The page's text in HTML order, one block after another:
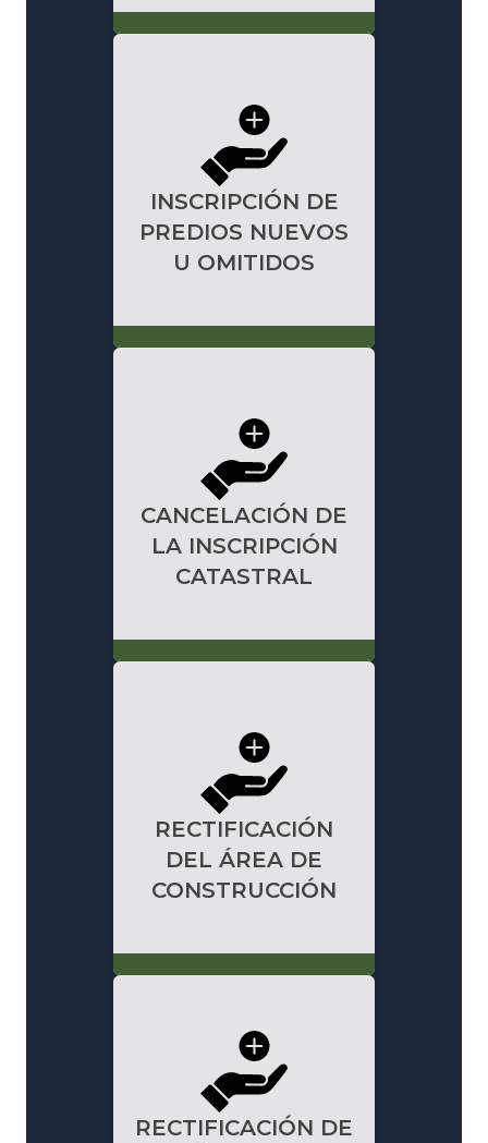
INSCRIPCIÓN DE
PREDIOS NUEVOS
U OMITIDOS
CANCELACIÓN DE
LA INSCRIPCIÓN
CATASTRAL
RECTIFICACIÓN
DEL ÁREA DE
CONSTRUCCIÓN
RECTIFICACIÓN DE